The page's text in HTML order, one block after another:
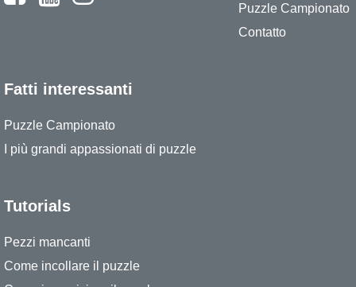
Puzzle Campionato
Contatto
Fatti interessanti
Puzzle Campionato
I più grandi appassionati di puzzle
Tutorials
Pezzi mancanti
Come incollare il puzzle